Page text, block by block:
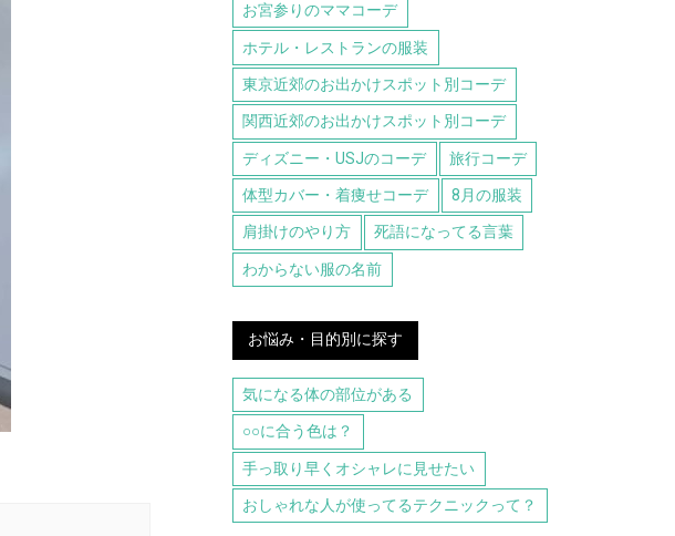
お宮参りのママコーデ
ホテル・レストランの服装
東京近郊のお出かけスポット別コーデ
関西近郊のお出かけスポット別コーデ
ディズニー・USJのコーデ 旅行コーデ
体型カバー・着痩せコーデ 8月の服装
肩掛けのやり方 死語になってる言葉
わからない服の名前
お悩み・目的別に探す
気になる体の部位がある
○○に合う色は？
手っ取り早くオシャレに見せたい
おしゃれな人が使ってるテクニックって？